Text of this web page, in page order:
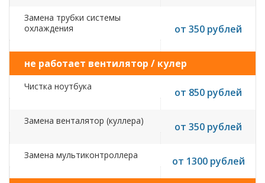
Замена трубки системы
охлаждения
от 350 рублей
не работает вентилятор / кулер
Чистка ноутбука от 850 рублей
Замена венталятор (куллера) от 350 рублей
Замена мультиконтроллера от 1300 рублей